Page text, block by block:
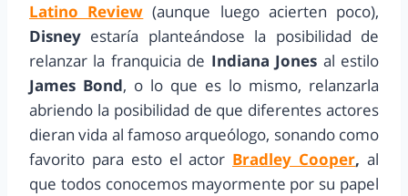
Latino Review (aunque luego acierten poco),
Disney estaría planteándose la posibilidad de
relanzar la franquicia de Indiana Jones al estilo
James Bond, o lo que es lo mismo, relanzarla
abriendo la posibilidad de que diferentes actores
dieran vida al famoso arqueólogo, sonando como
favorito para esto el actor Bradley Cooper, al
que todos conocemos mayormente por su papel